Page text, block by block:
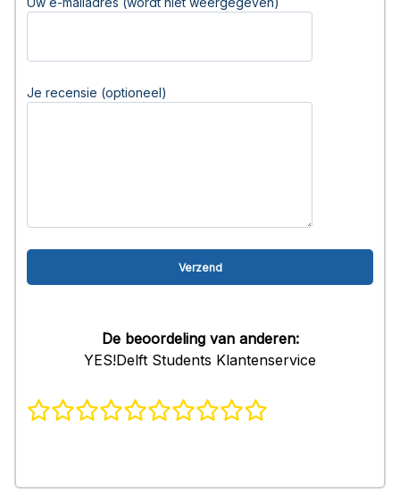
Je recensie (optioneel)
De beoordeling van anderen:
YES!Delft Students Klantenservice